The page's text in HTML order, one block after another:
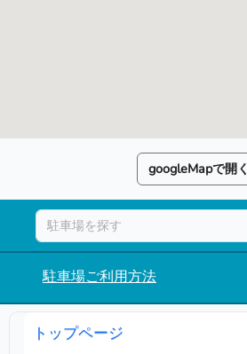
googleMapで開く
駐車場ご利用方法
トップページ